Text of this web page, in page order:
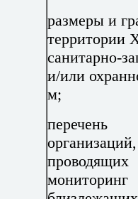
размеры и
территории
санитарно-
и/или
м;
перечень
организаций,
проводящих
мониторинг